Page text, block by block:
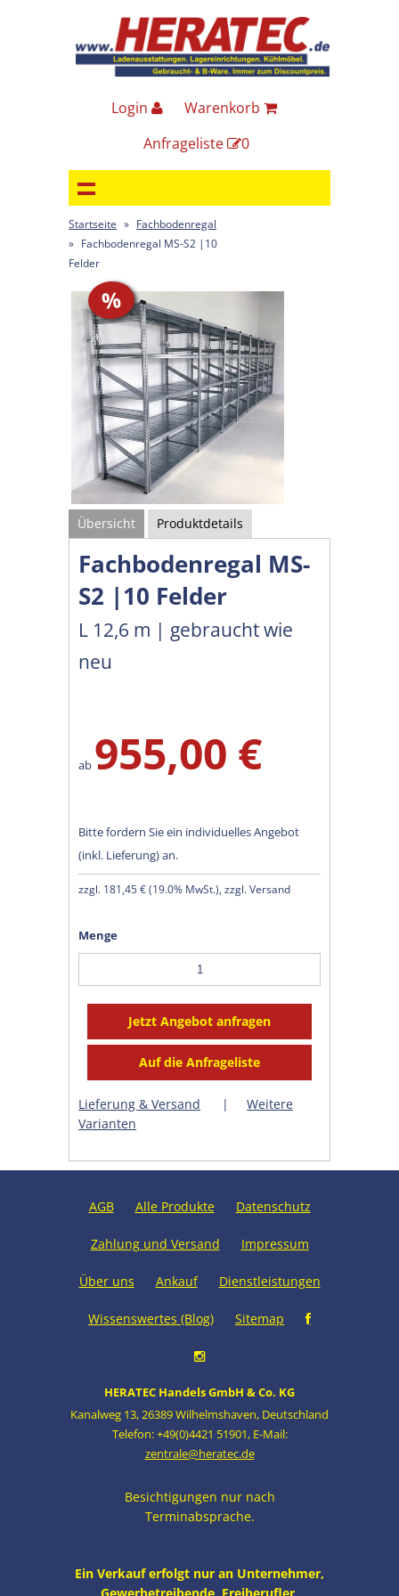
Login
Warenkorb
Anfrageliste
0
Startseite » Fachbodenregal
» Fachbodenregal MS-S2 |10
Felder
%
Übersicht Produktdetails
Fachbodenregal MS-
S2 |10 Felder
L 12,6 m | gebraucht wie
neu
ab 955,00 €
Bitte fordern Sie ein individuelles Angebot
(inkl. Lieferung) an.
zzgl. 181,45 € (19.0% MwSt.), zzgl. Versand
Menge
Lieferung & Versand |
Weitere
Varianten
AGB Alle Produkte Datenschutz
Zahlung und Versand Impressum
Über uns Ankauf Dienstleistungen
Wissenswertes (Blog) Sitemap
HERATEC Handels GmbH & Co. KG
Kanalweg 13, 26389 Wilhelmshaven, Deutschland
Telefon: +49(0)4421 51901, E-Mail:
zentrale@heratec.de
Besichtigungen nur nach
Terminabsprache.
Ein Verkauf erfolgt nur an Unternehmer,
Gewerbetreibende, Freiberufler,